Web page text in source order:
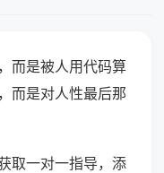
而是被人用代码算
而是对人性最后那
取一对一指导，添